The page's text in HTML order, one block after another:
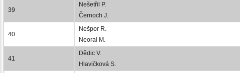
39
Nešetřil P.
Černoch J.
40
Nešpor R.
Neoral M.
41
Dědic V.
Hlavičková S.